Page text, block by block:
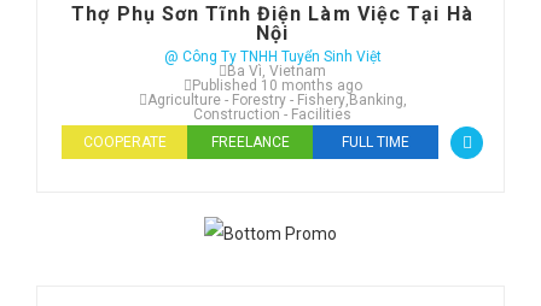
Thợ Phụ Sơn Tĩnh Điện Làm Việc Tại Hà
Nội
@ Công Ty TNHH Tuyển Sinh Việt
Ba Vì, Vietnam
Published 10 months ago
Agriculture - Forestry - Fishery, Banking,
Construction - Facilities
COOPERATE
FREELANCE FULL TIME